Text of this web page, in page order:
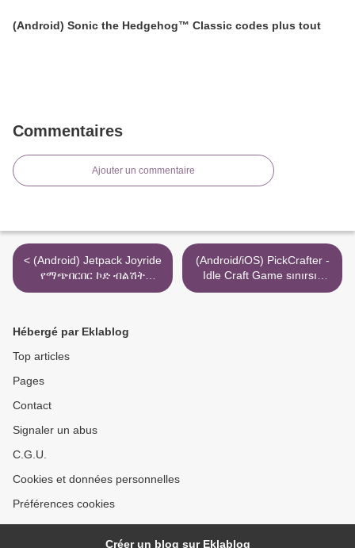
(Android) Sonic the Hedgehog™ Classic codes plus tout
Commentaires
Ajouter un commentaire
< (Android) Jetpack Joyride
የማጭበርበር ኮድ ብልሽት
እንቁዎች
(Android/iOS) PickCrafter -
Idle Craft Game sınırsız
puan hilesi >
Hébergé par Eklablog
Top articles
Pages
Contact
Signaler un abus
C.G.U.
Cookies et données personnelles
Préférences cookies
Créer un blog sur Eklablog